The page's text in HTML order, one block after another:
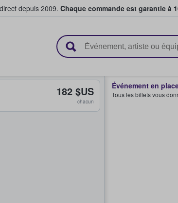
depuis 2009. Chaque commande est garantie à
des billets
182 $US
chacun
Événement en
Tous les billets vous